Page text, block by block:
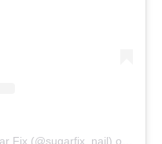
Fix (@sugarfix_nail) on